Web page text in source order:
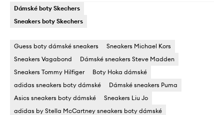
Dámské boty Skechers
Sneakers boty Skechers
Guess boty dámské sneakers
Sneakers Michael Kors
Sneakers Vagabond
Dámské sneakers Steve Madden
Sneakers Tommy Hilfiger
Boty Hoka dámské
adidas sneakers boty dámské
Dámské sneakers Puma
Asics sneakers boty dámské
Sneakers Liu Jo
adidas by Stella McCartney sneakers boty dámské